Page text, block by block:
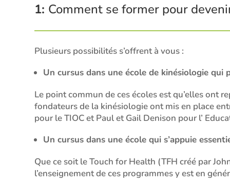
1: Comment se former pour
Plusieurs possibilités s’offrent à vous :
Un cursus dans une école de kinésiologie
Le point commun de ces écoles est qu’elles ont
fondateurs de la kinésiologie ont mis en place
pour le TIOC et Paul et Gail Denison pour l’
Un cursus dans une école qui s’appuie
Que ce soit le Touch for Health (TFH créé par
l’enseignement de ces programmes y est en